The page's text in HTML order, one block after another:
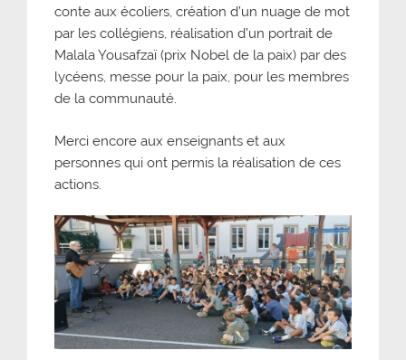
conte aux écoliers, création d’un nuage de mot
par les collégiens, réalisation d’un portrait de
Malala Yousafzaï (prix Nobel de la paix) par des
lycéens, messe pour la paix, pour les membres
de la communauté.
Merci encore aux enseignants et aux
personnes qui ont permis la réalisation de ces
actions.